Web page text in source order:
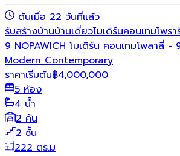
ดันเมื่อ 22 วันที่แล้ว
รับสร้างบ้านบ้านเดี่ยวโมเดิร์นคอนเทมโพรา
9 NOPAWICH โมเดิร์น คอนเทมโพลาลี่ -
Modern Contemporary
ราคาเริ่มต้น฿4,000,000
5 ห้อง
4 น้ำ
2 คัน
2 ชั้น
222 ตร.ม